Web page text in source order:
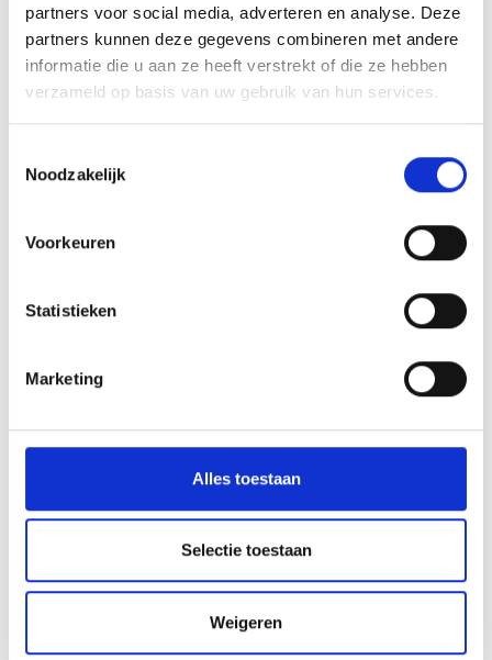
partners voor social media, adverteren en analyse. Deze
partners kunnen deze gegevens combineren met andere
informatie die u aan ze heeft verstrekt of die ze hebben
verzameld op basis van uw gebruik van hun services.
Noodzakelijk
Voorkeuren
Statistieken
Marketing
Alles toestaan
Selectie toestaan
Weigeren
Beschrijving
Een krachtige scheerbeurt, zacht voor de huid Ervaar een
snelle en krachtige scheerbeurt met de Philips Shaver
S5000, dankzi…Meer